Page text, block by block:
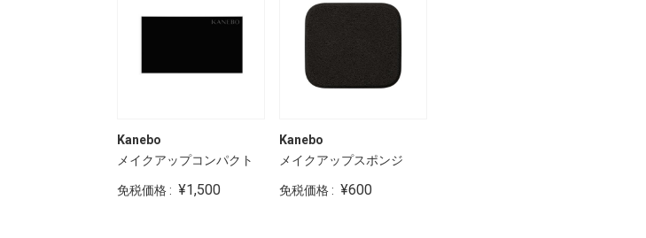
Kanebo
メイクアップコンパクト
免税価格 : ¥1,500
Kanebo
メイクアップスポンジ
免税価格 : ¥600